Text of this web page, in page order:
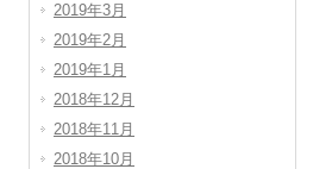
2019年3月
2019年2月
2019年1月
2018年12月
2018年11月
2018年10月